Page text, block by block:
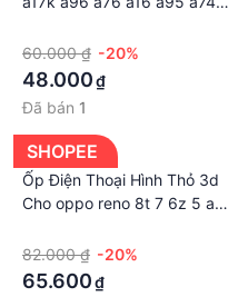
a72 a92 a91 a31 a5s a7 a12
f11 f9 reno 6 lite 5f 2f 3
60.000 ₫ -20%
48.000₫
Đã bán 1
SHOPEE
Ốp Điện Thoại Hình Thỏ 3d
Cho oppo reno 8t 7 6z 5 a79
a16 a74 a76 a96 a94 a53
a52 a92 a31 a5s a12 f11 f9
82.000 ₫ -20%
65.600₫